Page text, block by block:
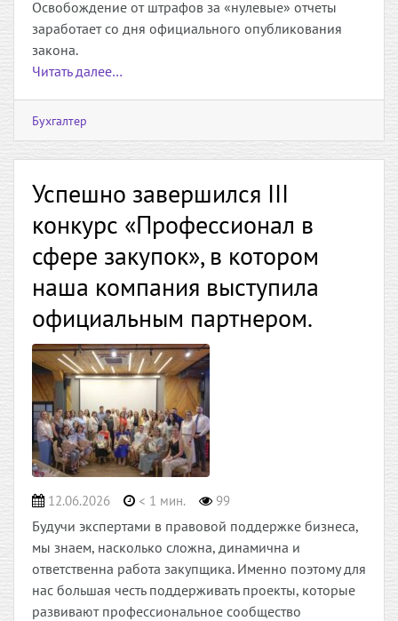
Освобождение от штрафов за «нулевые» отчеты
заработает со дня официального опубликования
закона.
Читать далее…
Бухгалтер
Успешно завершился III
конкурс «Профессионал в
сфере закупок», в котором
наша компания выступила
официальным партнером.
12.06.2026 < 1 мин. 99
Будучи экспертами в правовой поддержке бизнеса,
мы знаем, насколько сложна, динамична и
ответственна работа закупщика. Именно поэтому для
нас большая честь поддерживать проекты, которые
развивают профессиональное сообщество